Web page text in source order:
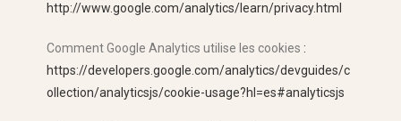
http://www.google.com/analytics/learn/privacy.html
Comment Google Analytics utilise les cookies :
https://developers.google.com/analytics/devguides/c
ollection/analyticsjs/cookie-usage?hl=es#analyticsjs